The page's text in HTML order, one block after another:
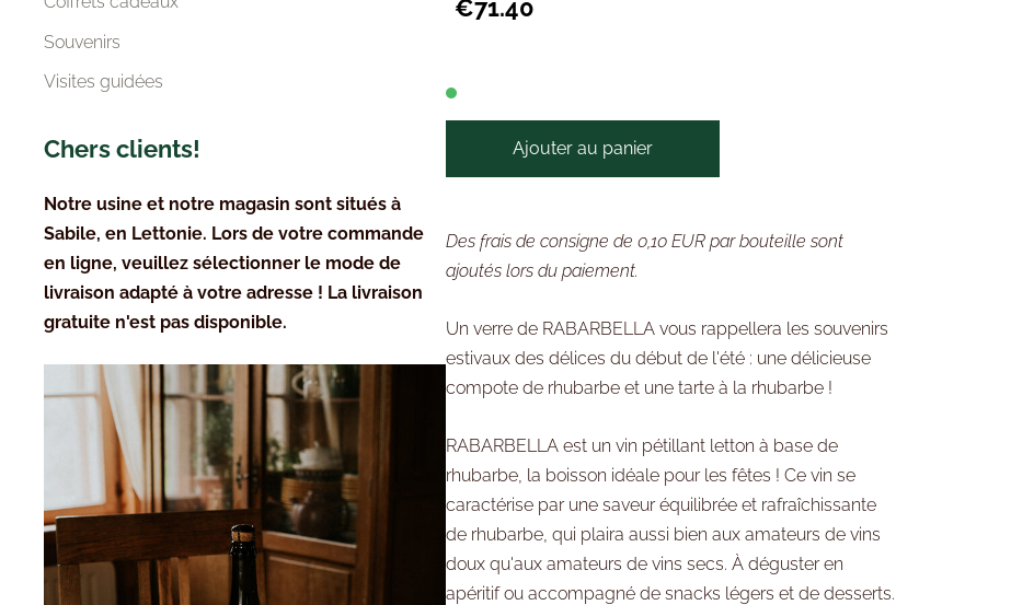
Souvenirs
Visites guidées
Chers clients!
Notre usine et notre magasin sont situés à
Sabile, en Lettonie. Lors de votre commande
en ligne, veuillez sélectionner le mode de
livraison adapté à votre adresse ! La livraison
gratuite n'est pas disponible.
€71.40
Ajouter au panier
Des frais de consigne de 0,10 EUR par bouteille sont
ajoutés lors du paiement.
Un verre de RABARBELLA vous rappellera les souvenirs
estivaux des délices du début de l'été : une délicieuse
compote de rhubarbe et une tarte à la rhubarbe !
RABARBELLA est un vin pétillant letton à base de
rhubarbe, la boisson idéale pour les fêtes ! Ce vin se
caractérise par une saveur équilibrée et rafraîchissante
de rhubarbe, qui plaira aussi bien aux amateurs de vins
doux qu'aux amateurs de vins secs. À déguster en
apéritif ou accompagné de snacks légers et de desserts.